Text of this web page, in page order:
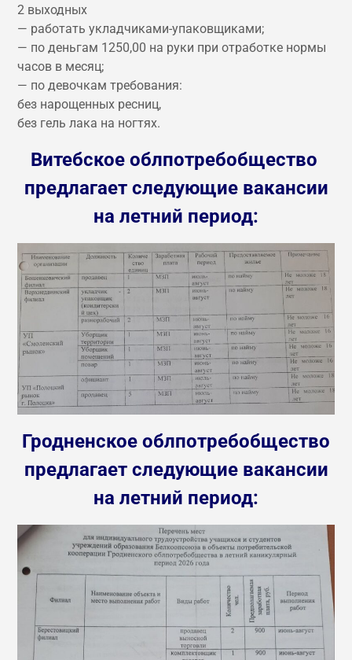
2 выходных
— работать укладчиками-упаковщиками;
— по деньгам 1250,00 на руки при отработке нормы
часов в месяц;
— по девочкам требования:
без нарощенных ресниц,
без гель лака на ногтях.
Витебское облпотребобщество
предлагает следующие вакансии
на летний период:
Гродненское облпотребобщество
предлагает следующие вакансии
на летний период: